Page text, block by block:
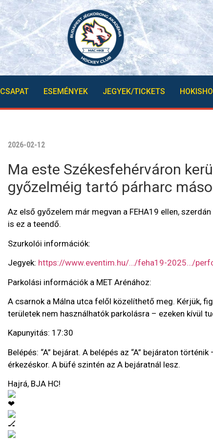
CSAPAT ESEMÉNYEK JEGYEK/TICKETS
2026-02-12
Ma este Székesfehérváron
győzelméig tartó párharc
Az első győzelem már megvan a FEHA19 ellen,
is ez a teendő.
Szurkolói információk:
Jegyek: https://www.eventim.hu/…/feha19-2025…/
Parkolási információk a MET Arénához:
A csarnok a Málna utca felől közelíthető meg. Kérjük,
területek nem használhatók parkolásra – ezeken kívül
Kapunyitás: 17:30
Belépés: “A” bejárat. A belépés az “A” bejáraton
érkezéskor. A büfé szintén az A bejáratnál lesz.
Hajrá, BJA HC!